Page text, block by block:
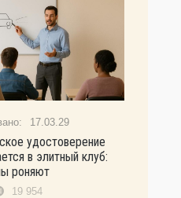
17.03.29
удостоверение
в элитный клуб:
роняют
19 954